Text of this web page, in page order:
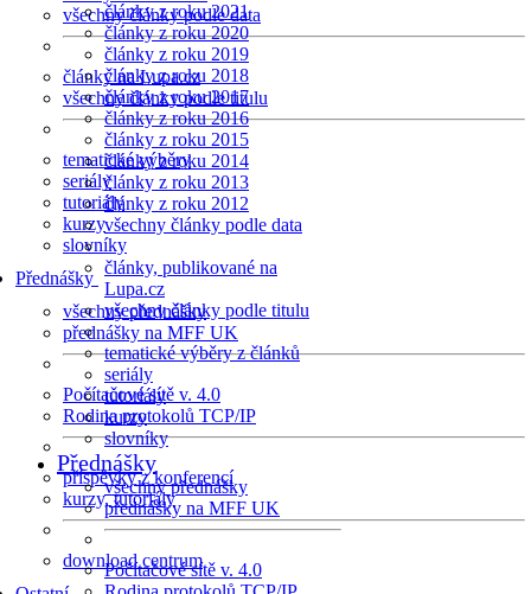
všechny články podle data
články na Lupa.cz
všechny články podle titulu
tematické výběry
seriály
tutoriály
kurzy
slovníky
Přednášky
všechny přednášky
přednášky na MFF UK
Počítačové sítě v. 4.0
Rodina protokolů TCP/IP
příspěvky z konferencí
kurzy, tutoriály
download centrum
články z roku 2021
články z roku 2020
články z roku 2019
články z roku 2018
články z roku 2017
články z roku 2016
články z roku 2015
články z roku 2014
články z roku 2013
články z roku 2012
všechny články podle data
články, publikované na
Lupa.cz
všechny články podle titulu
tematické výběry z článků
seriály
tutoriály
kurzy
slovníky
Přednášky
všechny přednášky
přednášky na MFF UK
Počítačové sítě v. 4.0